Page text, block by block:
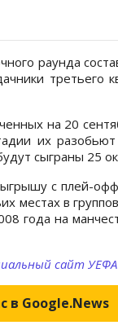
раунда
третьего
на 20
их
сыграны 25
с плей-
местах в
года на
сайт УЕФА
в Google.News